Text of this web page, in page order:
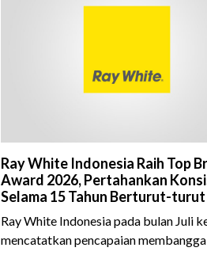
Ray White Indonesia Raih Top
Award 2026, Pertahankan
Selama 15 Tahun Berturut-turut
Ray White Indonesia pada bulan Juli
mencatatkan pencapaian